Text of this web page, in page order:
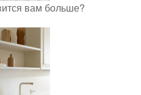
вам больше?